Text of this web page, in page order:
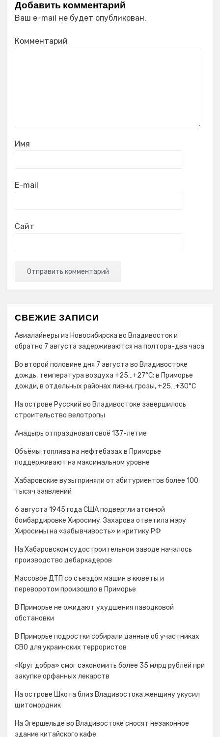
Добавить комментарий
Ваш e-mail не будет опубликован.
Комментарий
Имя
E-mail
Сайт
СВЕЖИЕ ЗАПИСИ
Авиалайнеры из Новосибирска во Владивосток и
обратно 7 августа задерживаются на полтора-два часа
Во второй половине дня 7 августа во Владивостоке
дождь, температура воздуха +25…+27°С; в Приморье
дожди, в отдельных районах ливни, грозы, +25…+30°C
На острове Русский во Владивостоке завершилось
строительство велотропы
Анадырь отпраздновал своё 137-летие
Объёмы топлива на нефтебазах в Приморье
поддерживают на максимальном уровне
Хабаровские вузы приняли от абитуриентов более 100
тысяч заявлений
6 августа 1945 года США подвергли атомной
бомбардировке Хиросиму. Захарова ответила мэру
Хиросимы на «забывчивость» и критику РФ
На Хабаровском судостроительном заводе началось
производство дебаркадеров
Массовое ДТП со съездом машин в кюветы и
переворотом произошло в Приморье
В Приморье не ожидают ухудшения паводковой
обстановки
В Приморье подростки собирали данные об участниках
СВО для украинских террористов
«Круг добра» смог сэкономить более 35 млрд рублей при
закупке орфанных лекарств
На острове Шкота близ Владивостока женщину укусил
щитомордник
На Эгершельде во Владивостоке сносят незаконное
здание китайского кафе